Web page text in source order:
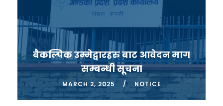
बैकल्पिक उम्मेद्वारहरु बाट आवेदन माग
सम्बन्धी सूचना
MARCH 2, 2025 NOTICE